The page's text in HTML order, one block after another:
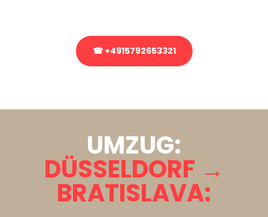
☎ +4915792653321
UMZUG:
DÜSSELDORF →
BRATISLAVA: